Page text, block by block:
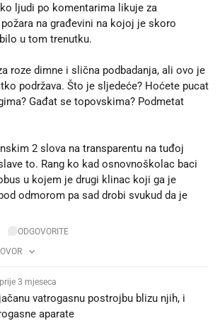
ljudi po komentarima likuje za
na građevini na kojoj je skoro
u tom trenutku.
roze dimne i slična podbadanja, ali ovo je
podržava. Što je sljedeće? Hoćete pucat
Gađat se topovskima? Podmetat
2 slova na transparentu na tuđoj
to. Rang ko kad osnovnoškolac baci
u kojem je drugi klinac koji ga je
odmorom pa sad drobi svukud da je
ODGOVORITE
prije 3 mjeseca
vatrogasnu postrojbu blizu njih, i
aparate😂😂😂